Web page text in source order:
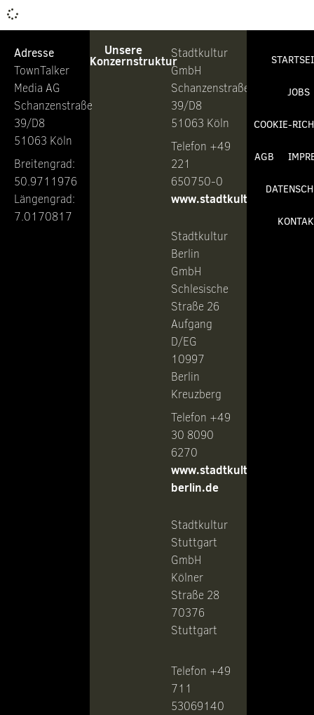
Adresse
TownTalker
Media AG
Schanzenstraße
39/D8
51063 Köln
Breitengrad:
50.9711976
Längengrad:
7.0170817
Unsere
Konzernstruktur
Stadtkultur
GmbH
Schanzenstraße
39/D8
51063 Köln
Telefon +49
221
650750-0
www.stadtkultur.de
Stadtkultur
Berlin
GmbH
Schlesische
Straße 26
Aufgang
D/EG
10997
Berlin
Kreuzberg
Telefon +49
30 8090
6270
www.stadtkultur-
berlin.de
Stadtkultur
Stuttgart
GmbH
Kölner
Straße 28
70376
Stuttgart
Telefon +49
711
53069140
JOBS
COOKIE-
AGB